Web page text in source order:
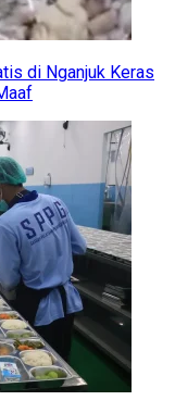
di Nganjuk Keras